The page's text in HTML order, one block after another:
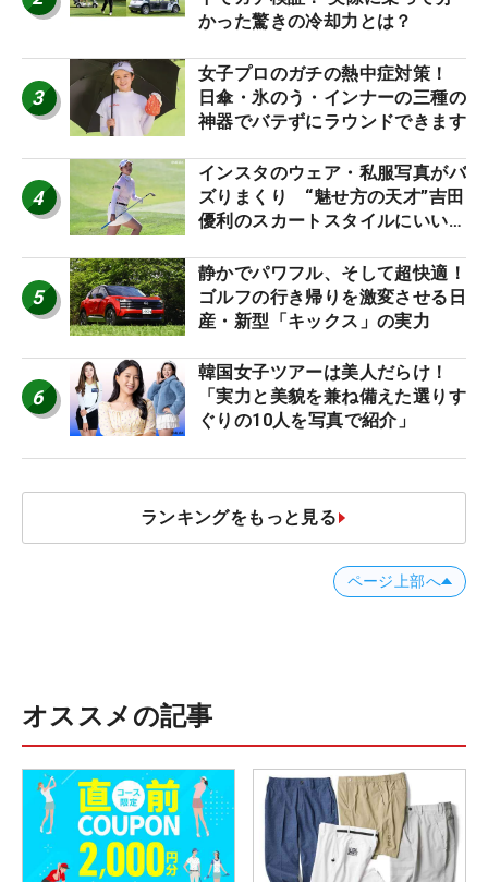
かった驚きの冷却力とは？
3
女子プロのガチの熱中症対策！
日傘・氷のう・インナーの三種の
神器でバテずにラウンドできます
4
インスタのウェア・私服写真がバ
ズりまくり “魅せ方の天才”吉田
優利のスカートスタイルにいい
5
静かでパワフル、そして超快適！
ゴルフの行き帰りを激変させる日
産・新型「キックス」の実力
6
韓国女子ツアーは美人だらけ！
「実力と美貌を兼ね備えた選りす
ぐりの10人を写真で紹介」
ランキングをもっと見る
ページ上部へ
オススメの記事